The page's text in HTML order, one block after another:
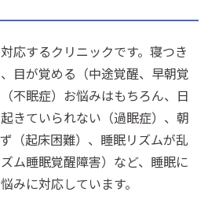
応するクリニックです。寝つき
目が覚める（中途覚醒、早朝覚
不眠症）お悩みはもちろん、日
きていられない（過眠症）、朝
（起床困難）、睡眠リズムが乱
ム睡眠覚醒障害）など、睡眠に
みに対応しています。